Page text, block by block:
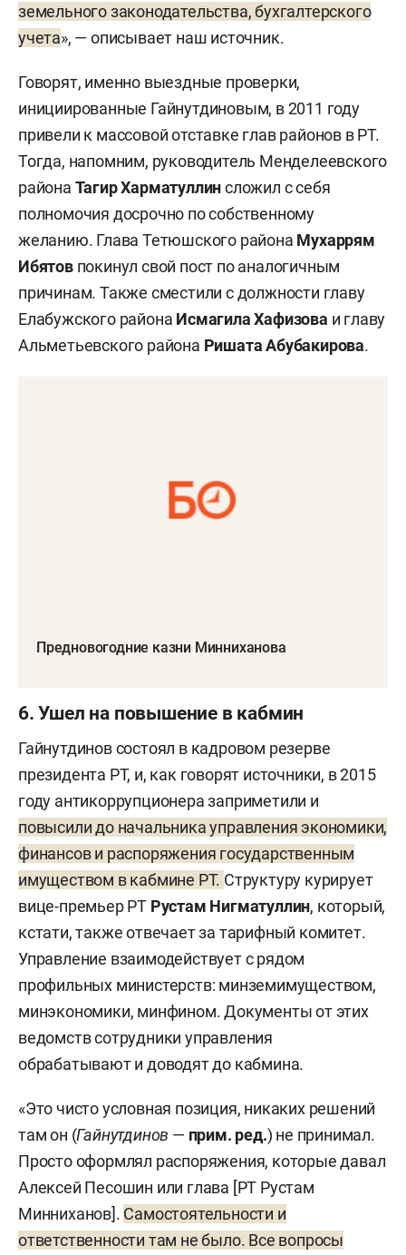
земельного законодательства, бухгалтерского
учета», — описывает наш источник.
Говорят, именно выездные проверки,
инициированные Гайнутдиновым, в 2011 году
привели к массовой отставке глав районов в РТ.
Тогда, напомним, руководитель Менделеевского
района Тагир Харматуллинсложил с себя
полномочия досрочно по собственному
желанию. Глава Тетюшского района Мухаррям
Ибятовпокинул свой пост по аналогичным
причинам. Также сместили с должности главу
Елабужского района Исмагила Хафизова и главу
Альметьевского района Ришата Абубакирова.
Предновогодние казни Минниханова
6. Ушел на повышение в кабмин
Гайнутдинов состоял в кадровом резерве
президента РТ, и, как говорят источники, в 2015
году антикоррупционера заприметили и
повысили до начальника управления экономики,
финансов и распоряжения государственным
имуществом в кабмине РТ. Структуру курирует
вице-премьер РТ Рустам Нигматуллин, который,
кстати, также отвечает за тарифный комитет.
Управление взаимодействует с рядом
профильных министерств: минземимуществом,
минэкономики, минфином. Документы от этих
ведомств сотрудники управления
обрабатывают и доводят до кабмина.
«Это чисто условная позиция, никаких решений
там он (Гайнутдинов — прим. ред.) не принимал.
Просто оформлял распоряжения, которые давал
Алексей Песошин или глава [РТ Рустам
Минниханов]. Самостоятельности и
ответственности там не было. Все вопросы